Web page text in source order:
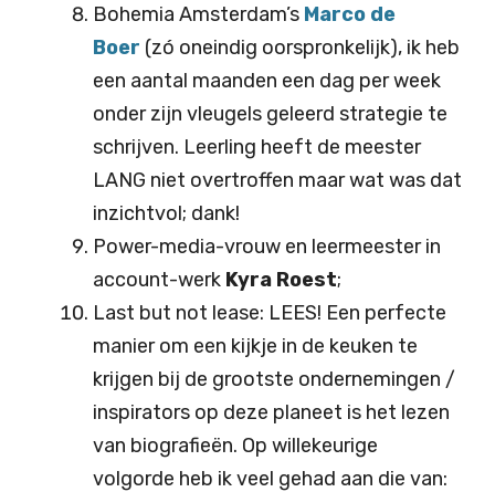
Bohemia Amsterdam’s Marco de
Boer (zó oneindig oorspronkelijk), ik heb
een aantal maanden een dag per week
onder zijn vleugels geleerd strategie te
schrijven. Leerling heeft de meester
LANG niet overtroffen maar wat was dat
inzichtvol; dank!
Power-media-vrouw en leermeester in
account-werk Kyra Roest;
Last but not lease: LEES! Een perfecte
manier om een kijkje in de keuken te
krijgen bij de grootste ondernemingen /
inspirators op deze planeet is het lezen
van biografieën. Op willekeurige
volgorde heb ik veel gehad aan die van: